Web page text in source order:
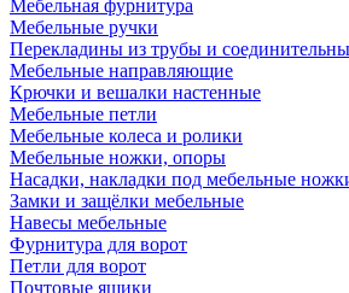
Мебельная фурнитура
Мебельные ручки
Перекладины из трубы и
Мебельные направляющие
Крючки и вешалки настенные
Мебельные петли
Мебельные колеса и ролики
Мебельные ножки, опоры
Насадки, накладки под мебельные
Замки и защёлки мебельные
Навесы мебельные
Фурнитура для ворот
Петли для ворот
Почтовые ящики